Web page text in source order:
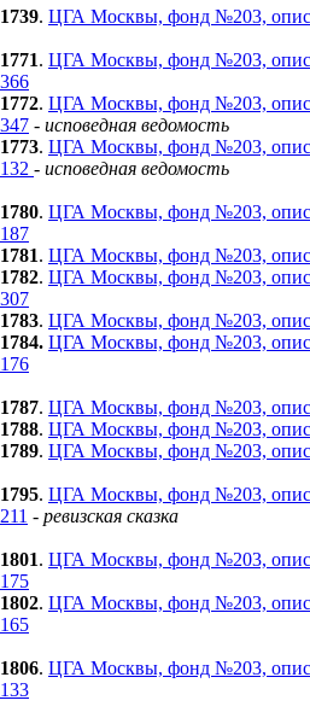
1739. ЦГА Москвы, фонд №203,
1771. ЦГА Москвы, фонд №203,
366
1772. ЦГА Москвы, фонд №203,
347 - исповедная ведомость
1773. ЦГА Москвы, фонд №203,
132 - исповедная ведомость
1780. ЦГА Москвы, фонд №203,
187
1781. ЦГА Москвы, фонд №203,
1782. ЦГА Москвы, фонд №203,
307
1783. ЦГА Москвы, фонд №203,
1784. ЦГА Москвы, фонд №203,
176
1787. ЦГА Москвы, фонд №203,
1788. ЦГА Москвы, фонд №203,
1789. ЦГА Москвы, фонд №203,
1795. ЦГА Москвы, фонд №203,
211 - ревизская сказка
1801. ЦГА Москвы, фонд №203,
175
1802. ЦГА Москвы, фонд №203,
165
1806. ЦГА Москвы, фонд №203,
133